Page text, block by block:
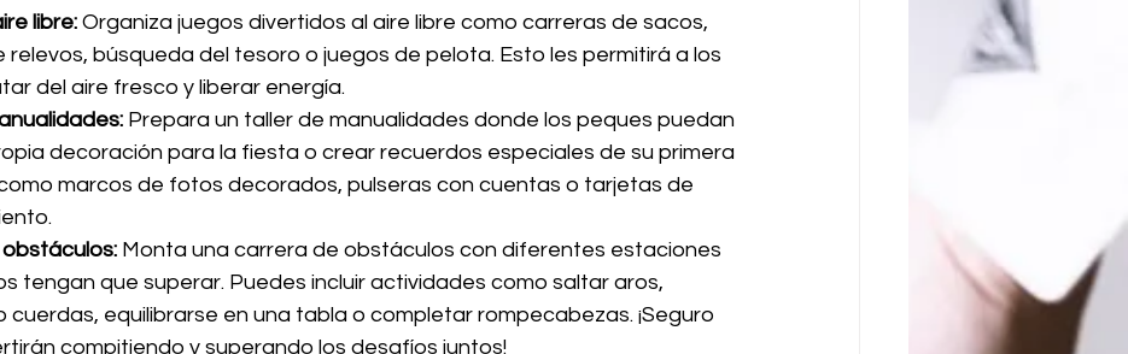
libre: Organiza juegos divertidos al aire libre como carreras de sacos,
relevos, búsqueda del tesoro o juegos de pelota. Esto les permitirá a los
del aire fresco y liberar energía.
Prepara un taller de manualidades donde los peques puedan
decoración para la fiesta o crear recuerdos especiales de su primera
marcos de fotos decorados, pulseras con cuentas o tarjetas de
Monta una carrera de obstáculos con diferentes estaciones
tengan que superar. Puedes incluir actividades como saltar aros,
cuerdas, equilibrarse en una tabla o completar rompecabezas. ¡Seguro
compitiendo y superando los desafíos juntos!